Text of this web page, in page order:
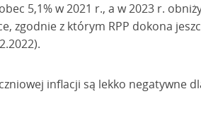
5,1% w 2021 r., a w 2023 r.
zgodnie z którym RPP dokona
inflacji są lekko negatywne